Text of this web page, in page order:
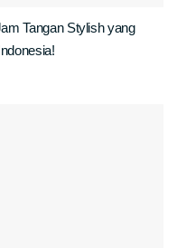
Tangan Stylish yang